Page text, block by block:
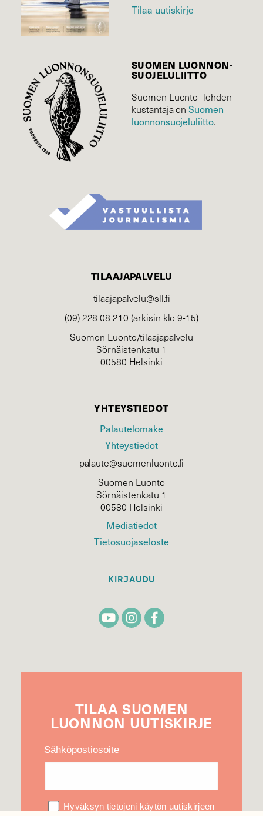
Tilaa uutiskirje
SUOMEN LUONNON­
SUOJELU­LIITTO
Suomen Luonto -lehden
kustantaja onSuomen
luonnonsuojelu­liitto.
TILAAJAPALVELU
tilaajapalvelu@sll.fi
(09) 228 08 210 (arkisin klo 9-15)
Suomen Luonto/tilaajapalvelu
Sörnäistenkatu 1
00580 Helsinki
YHTEYSTIEDOT
Palautelomake
Yhteystiedot
palaute@suomenluonto.fi
Suomen Luonto
Sörnäistenkatu 1
00580 Helsinki
Mediatiedot
Tietosuojaseloste
KIRJAUDU
TILAA SUOMEN
LUONNON UUTIS­KIRJE
Sähköpostiosoite
Hyväksyn tietojeni käytön uutiskirjeen